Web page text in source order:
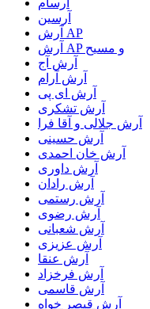
آرسام
آرسین
آرش AP
آرش AP و مسیح
آرش آج
آرش آرام
آرش ای پی
آرش تشکری
آرش جلالی و آقا فرا
آرش حسینی
آرش خان احمدی
آرش داوری
آرش رادان
آرش رستمى
آرش رضوی
آرش شعبانی
آرش عزیزی
آرش عنقا
آرش فرخزاد
آرش قاسمی
آرش قیصر خواه